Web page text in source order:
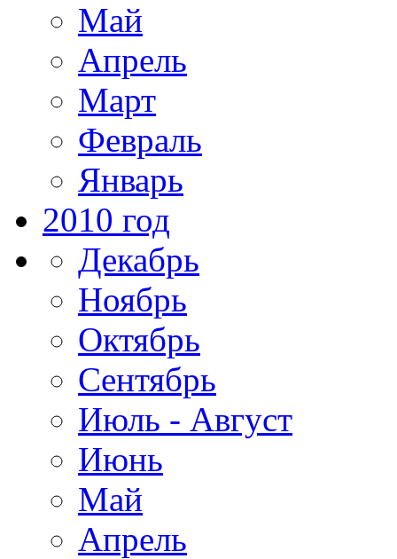
Май
Апрель
Март
Февраль
Январь
2010 год
Декабрь
Ноябрь
Октябрь
Сентябрь
Июль - Август
Июнь
Май
Апрель